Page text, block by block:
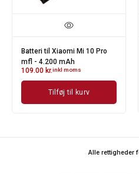
Batteri til Xiaomi Mi 10 Pro
mfl - 4.200 mAh
109.00 kr.inkl moms
Tilføj til kurv
Alle rettigheder